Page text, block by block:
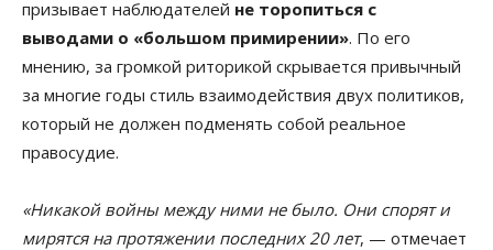
призывает наблюдателей не торопиться с
выводами о «большом примирении». По его
мнению, за громкой риторикой скрывается привычный
за многие годы стиль взаимодействия двух политиков,
который не должен подменять собой реальное
правосудие.
«Никакой войны между ними не было. Они спорят и
мирятся на протяжении последних 20 лет, — отмечает